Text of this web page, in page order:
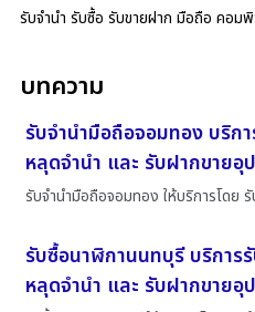
รับจำนำ รับซื้อ รับขายฝาก มือถือ คอม
บทความ
รับจำนำมือถือจอมทอง บริก
หลุดจำนำ และ รับฝากขาย
รับจำนำมือถือจอมทอง ให้บริการโดย
รับซื้อนาฬิกานนทบุรี บริการ
หลุดจำนำ และ รับฝากขาย